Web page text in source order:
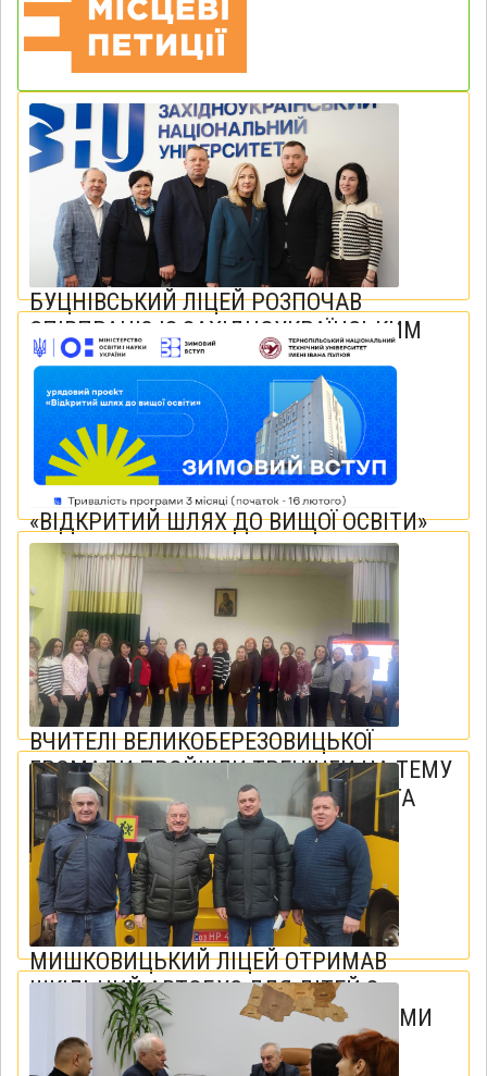
БУЦНІВСЬКИЙ ЛІЦЕЙ РОЗПОЧАВ
СПІВПРАЦЮ ІЗ ЗАХІДНОУКРАЇНСЬКИМ
НАЦІОНАЛЬНИМ УНІВЕРСИТЕТОМ
16 лютого 2026
«ВІДКРИТИЙ ШЛЯХ ДО ВИЩОЇ ОСВІТИ»
27 січня 2026
ВЧИТЕЛІ ВЕЛИКОБЕРЕЗОВИЦЬКОЇ
ГРОМАДИ ПРОЙШЛИ ТРЕНІНГИ НА ТЕМУ
«СУПРОВІД І ПІДТРИМКА ДИТИНИ ТА
КЛАСУ У ПРОЦЕСІ ГОРЮВАННЯ»
23 січня 2026
МИШКОВИЦЬКИЙ ЛІЦЕЙ ОТРИМАВ
ШКІЛЬНИЙ АВТОБУС ДЛЯ ДІТЕЙ З
ОСОБЛИВИМИ ОСВІТНІМИ ПОТРЕБАМИ
24 грудня 2025